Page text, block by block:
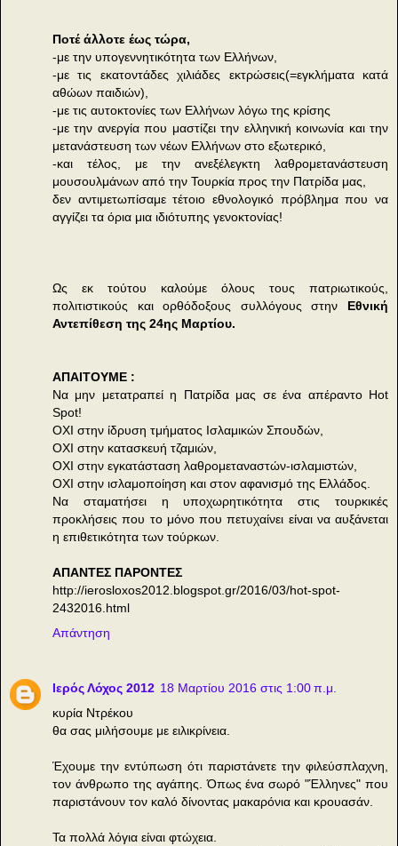
Ποτέ άλλοτε έως τώρα,
-με την υπογεννητικότητα των Ελλήνων,
-με τις εκατοντάδες χιλιάδες εκτρώσεις(=εγκλήματα κατά
αθώων παιδιών),
-με τις αυτοκτονίες των Ελλήνων λόγω της κρίσης
-με την ανεργία που μαστίζει την ελληνική κοινωνία και την
μετανάστευση των νέων Ελλήνων στο εξωτερικό,
-και τέλος, με την ανεξέλεγκτη λαθρομετανάστευση
μουσουλμάνων από την Τουρκία προς την Πατρίδα μας,
δεν αντιμετωπίσαμε τέτοιο εθνολογικό πρόβλημα που να
αγγίζει τα όρια μια ιδιότυπης γενοκτονίας!
Ως εκ τούτου καλούμε όλους τους πατριωτικούς,
πολιτιστικούς και ορθόδοξους συλλόγους στην Εθνική
Αντεπίθεση της 24ης Μαρτίου.
ΑΠΑΙΤΟΥΜΕ :
Να μην μετατραπεί η Πατρίδα μας σε ένα απέραντο Hot
Spot!
ΟΧΙ στην ίδρυση τμήματος Ισλαμικών Σπουδών,
ΟΧΙ στην κατασκευή τζαμιών,
ΟΧΙ στην εγκατάσταση λαθρομεταναστών-ισλαμιστών,
ΟΧΙ στην ισλαμοποίηση και στον αφανισμό της Ελλάδος.
Να σταματήσει η υποχωρητικότητα στις τουρκικές
προκλήσεις που το μόνο που πετυχαίνει είναι να αυξάνεται
η επιθετικότητα των τούρκων.
ΑΠΑΝΤΕΣ ΠΑΡΟΝΤΕΣ
http://ierosloxos2012.blogspot.gr/2016/03/hot-spot-
2432016.html
Απάντηση
Ιερός Λόχος 2012 18 Μαρτίου 2016 στις 1:00 π.μ.
κυρία Ντρέκου
θα σας μιλήσουμε με ειλικρίνεια.
Έχουμε την εντύπωση ότι παριστάνετε την φιλεύσπλαχνη,
τον άνθρωπο της αγάπης. Όπως ένα σωρό "Έλληνες" που
παριστάνουν τον καλό δίνοντας μακαρόνια και κρουασάν.
Τα πολλά λόγια είναι φτώχεια.